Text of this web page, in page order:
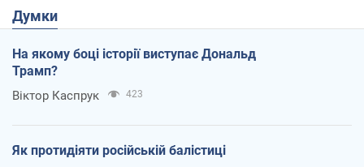
Думки
На якому боці історії виступає Дональд
Трамп?
Віктор Каспрук 423
Як протидіяти російській балістиці